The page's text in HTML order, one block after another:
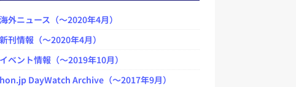
海外ニュース（～2020年4月）
新刊情報（～2020年4月）
イベント情報（～2019年10月）
hon.jp DayWatch Archive（～2017年9月）